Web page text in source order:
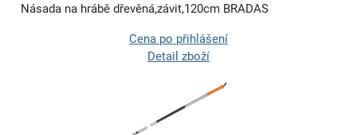
Násada na hrábě dřevěná,závit,120cm BRADAS
Cena po přihlášení
Detail zboží